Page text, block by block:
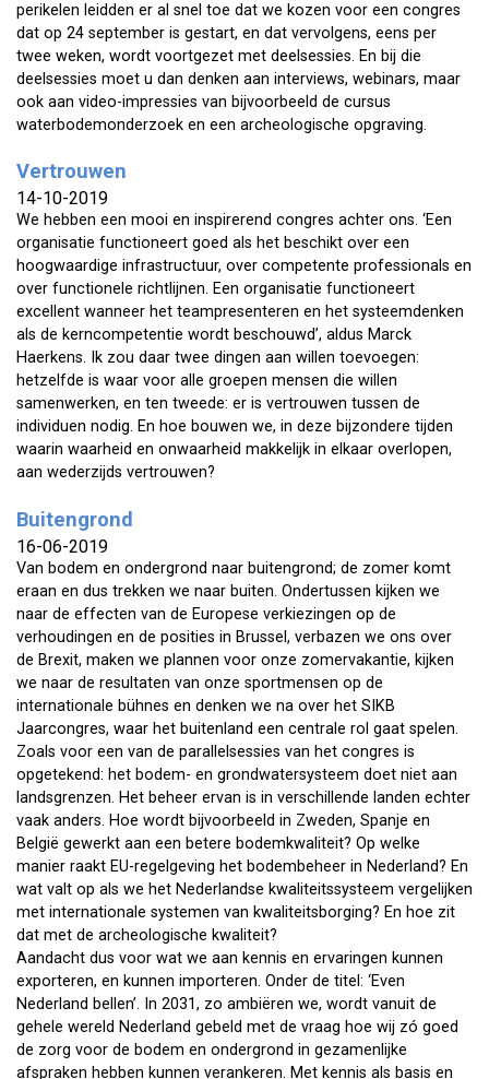
perikelen leidden er al snel toe dat we kozen voor een congres
dat op 24 september is gestart, en dat vervolgens, eens per
twee weken, wordt voortgezet met deelsessies. En bij die
deelsessies moet u dan denken aan interviews, webinars, maar
ook aan video-impressies van bijvoorbeeld de cursus
waterbodemonderzoek en een archeologische opgraving.
Vertrouwen
14-10-2019
We hebben een mooi en inspirerend congres achter ons. ‘Een
organisatie functioneert goed als het beschikt over een
hoogwaardige infrastructuur, over competente professionals en
over functionele richtlijnen. Een organisatie functioneert
excellent wanneer het teampresenteren en het systeemdenken
als de kerncompetentie wordt beschouwd’, aldus Marck
Haerkens. Ik zou daar twee dingen aan willen toevoegen:
hetzelfde is waar voor alle groepen mensen die willen
samenwerken, en ten tweede: er is vertrouwen tussen de
individuen nodig. En hoe bouwen we, in deze bijzondere tijden
waarin waarheid en onwaarheid makkelijk in elkaar overlopen,
aan wederzijds vertrouwen?
Buitengrond
16-06-2019
Van bodem en ondergrond naar buitengrond; de zomer komt
eraan en dus trekken we naar buiten. Ondertussen kijken we
naar de effecten van de Europese verkiezingen op de
verhoudingen en de posities in Brussel, verbazen we ons over
de Brexit, maken we plannen voor onze zomervakantie, kijken
we naar de resultaten van onze sportmensen op de
internationale bühnes en denken we na over het SIKB
Jaarcongres, waar het buitenland een centrale rol gaat spelen.
Zoals voor een van de parallelsessies van het congres is
opgetekend: het bodem- en grondwatersysteem doet niet aan
landsgrenzen. Het beheer ervan is in verschillende landen echter
vaak anders. Hoe wordt bijvoorbeeld in Zweden, Spanje en
België gewerkt aan een betere bodemkwaliteit? Op welke
manier raakt EU-regelgeving het bodembeheer in Nederland? En
wat valt op als we het Nederlandse kwaliteitssysteem vergelijken
met internationale systemen van kwaliteitsborging? En hoe zit
dat met de archeologische kwaliteit?
Aandacht dus voor wat we aan kennis en ervaringen kunnen
exporteren, en kunnen importeren. Onder de titel: ‘Even
Nederland bellen’. In 2031, zo ambiëren we, wordt vanuit de
gehele wereld Nederland gebeld met de vraag hoe wij zó goed
de zorg voor de bodem en ondergrond in gezamenlijke
afspraken hebben kunnen verankeren. Met kennis als basis en